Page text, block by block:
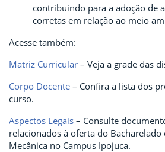
contribuindo para a adoção de
corretas em relação ao meio
Acesse também:
Matriz Curricular – Veja a grade das
Corpo Docente – Confira a lista dos
curso.
Aspectos Legais – Consulte
relacionados à oferta do Bacharelado
Mecânica no Campus Ipojuca.